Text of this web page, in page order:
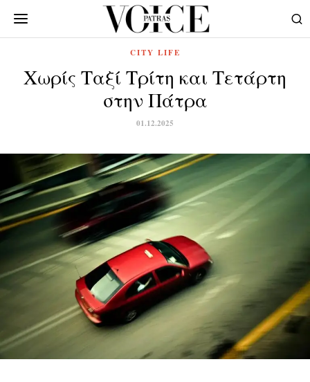
CITY LIFE
Χωρίς Ταξί Τρίτη και Τετάρτη
στην Πάτρα
01.12.2025